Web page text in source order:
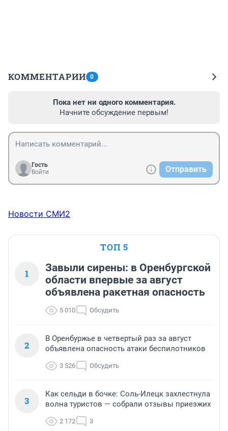
КОММЕНТАРИИ 0
Пока нет ни одного комментария.
Начните обсуждение первым!
Гость
Войти
Отправить
Новости СМИ2
ТОП 5
1
Завыли сирены: в Оренбургской
области впервые за август
объявлена ракетная опасность
5 010 Обсудить
2
В Оренбуржье в четвертый раз за август
объявлена опасность атаки беспилотников
3 526 Обсудить
3
Как сельди в бочке: Соль-Илецк захлестнула
волна туристов — собрали отзывы приезжих
2 172 3